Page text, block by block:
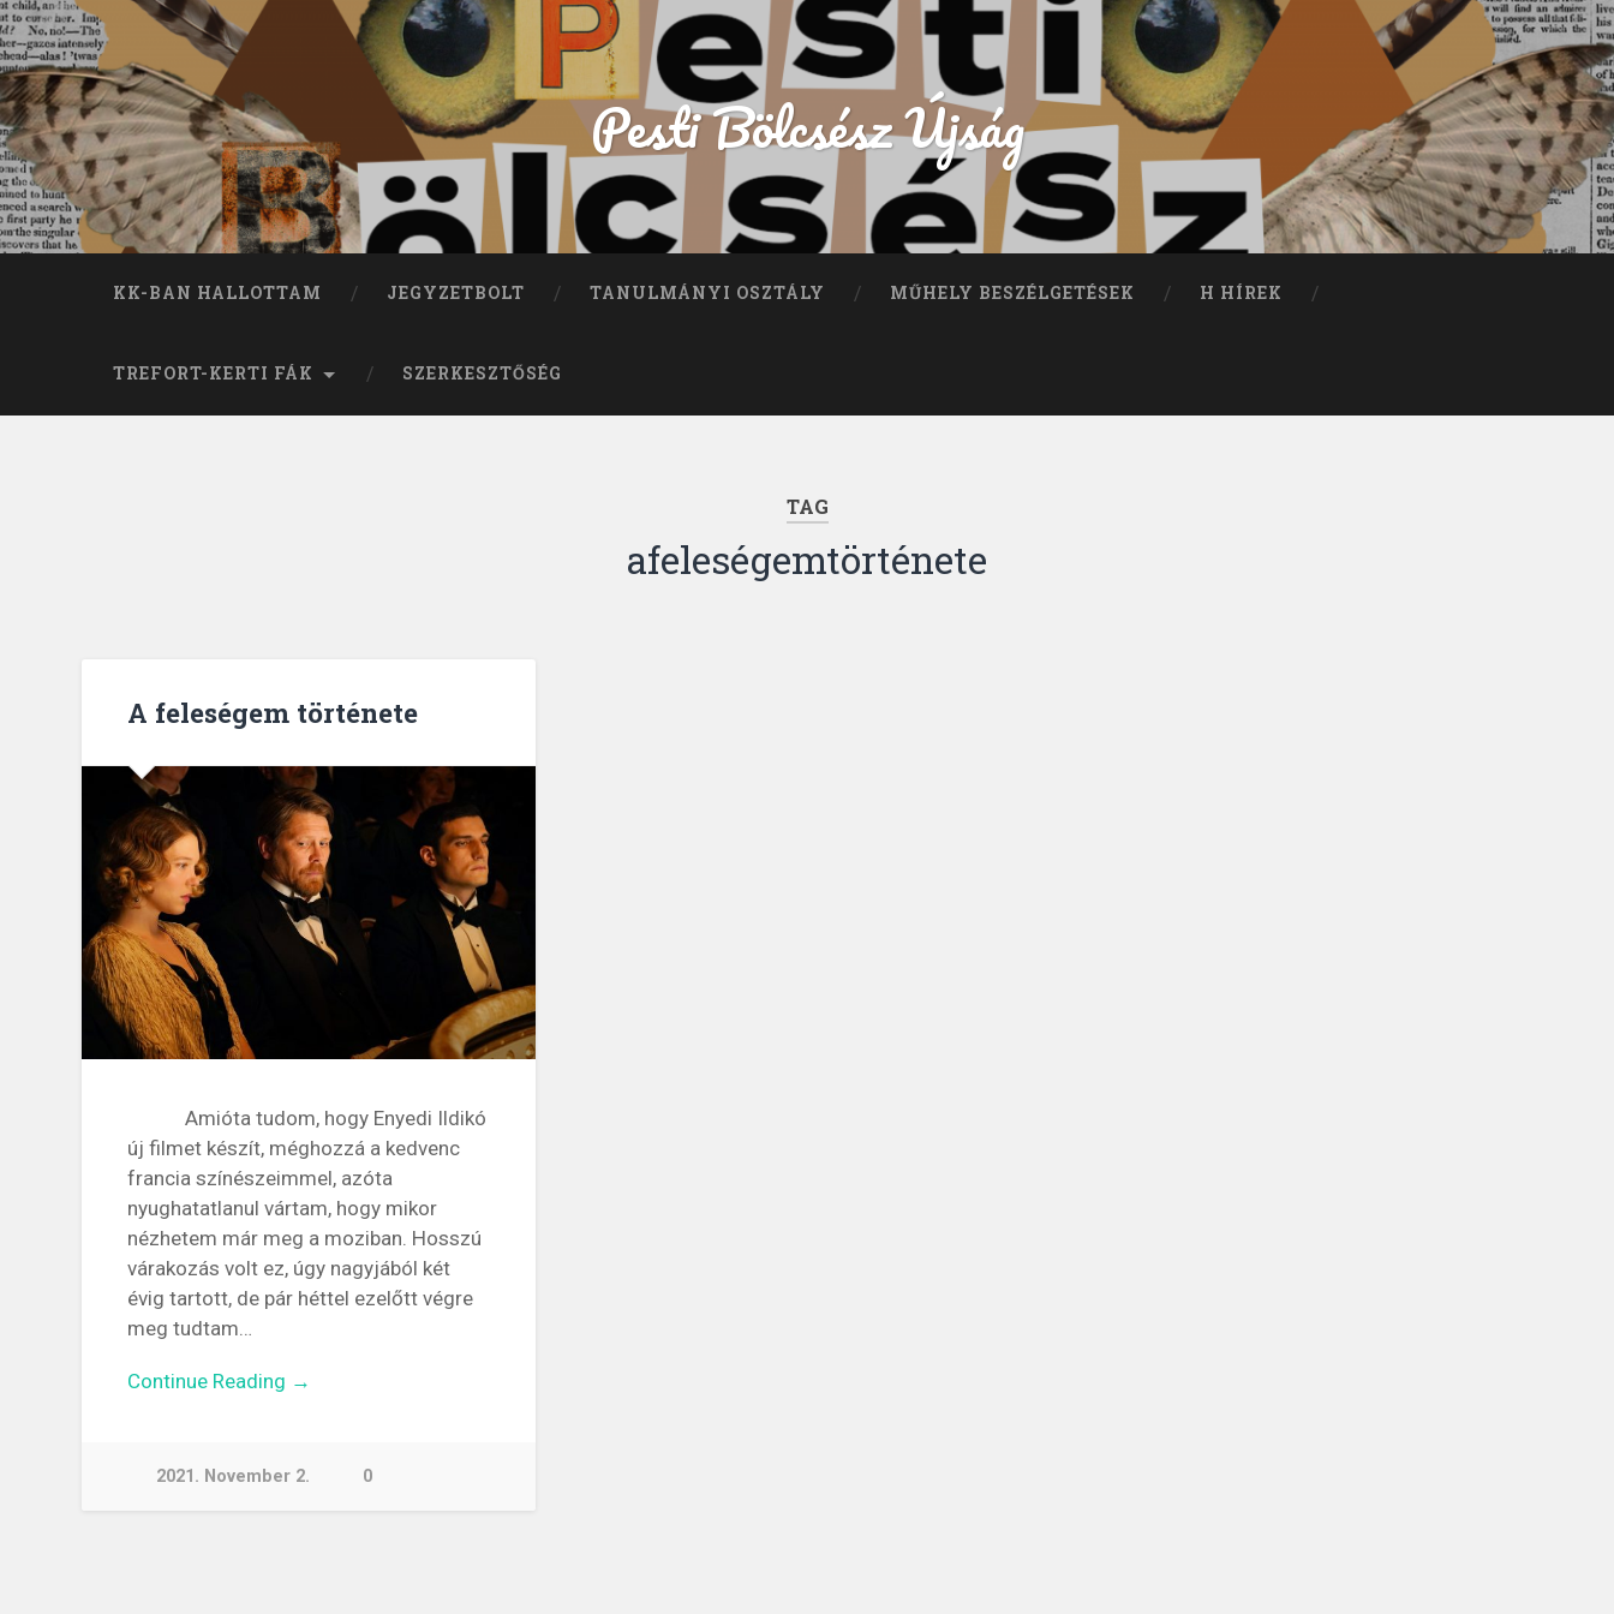
Pesti Bölcsész Újság
KK-BAN HALLOTTAM JEGYZETBOLT TANULMÁNYI OSZTÁLY MŰHELY BESZÉLGETÉSEK H HÍREK
TREFORT-KERTI FÁK SZERKESZTŐSÉG
TAG
afeleségemtörténete
A feleségem története
Amióta tudom, hogy Enyedi Ildikó
új filmet készít, méghozzá a kedvenc
francia színészeimmel, azóta
nyughatatlanul vártam, hogy mikor
nézhetem már meg a moziban. Hosszú
várakozás volt ez, úgy nagyjából két
évig tartott, de pár héttel ezelőtt végre
meg tudtam…
Continue Reading →
2021. November 2. 0